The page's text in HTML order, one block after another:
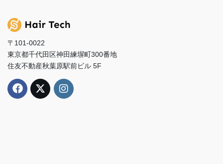
〒101-0022
東京都千代田区神田練塀町300番地
住友不動産秋葉原駅前ビル 5F